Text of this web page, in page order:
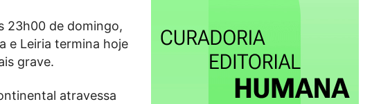
23h00 de domingo,
e Leiria termina hoje
grave.
atravessa